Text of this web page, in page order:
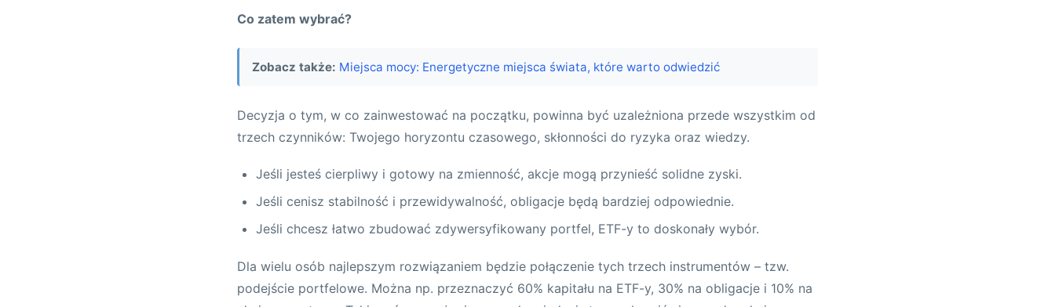
Co zatem wybrać?
Zobacz także: Miejsca mocy: Energetyczne miejsca świata, które warto odwiedzić
Decyzja o tym, w co zainwestować na początku, powinna być uzależniona przede wszystkim od
trzech czynników: Twojego horyzontu czasowego, skłonności do ryzyka oraz wiedzy.
Jeśli jesteś cierpliwy i gotowy na zmienność, akcje mogą przynieść solidne zyski.
Jeśli cenisz stabilność i przewidywalność, obligacje będą bardziej odpowiednie.
Jeśli chcesz łatwo zbudować zdywersyfikowany portfel, ETF-y to doskonały wybór.
Dla wielu osób najlepszym rozwiązaniem będzie połączenie tych trzech instrumentów – tzw.
podejście portfelowe. Można np. przeznaczyć 60% kapitału na ETF-y, 30% na obligacje i 10% na